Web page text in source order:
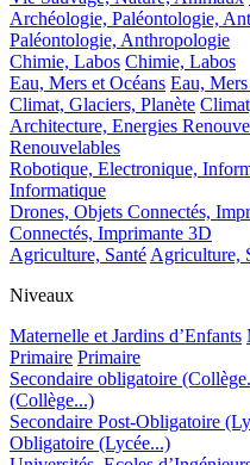
Archéologie, Paléontologie,
Paléontologie, Anthropologie
Chimie, Labos Chimie, Labos
Eau, Mers et Océans Eau,
Climat, Glaciers, Planète
Architecture, Energies
Renouvelables
Robotique, Electronique,
Informatique
Drones, Objets Connectés,
Connectés, Imprimante 3D
Agriculture, SantéAgriculture,
Niveaux
Maternelle et Jardins d’Enfants
Primaire Primaire
Secondaire obligatoire
(Collège...)
Secondaire Post-Obligatoire
Obligatoire (Lycée...)